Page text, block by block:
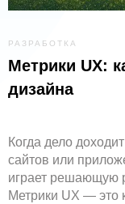
РАЗРАБОТКА
Метрики UX:
дизайна
Когда дело
сайтов или
играет решающую
Метрики UX — это